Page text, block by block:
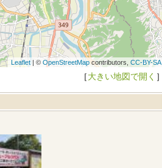
Leaflet| © OpenStreetMapcontributors, CC-BY-SA
［大きい地図で開く ］